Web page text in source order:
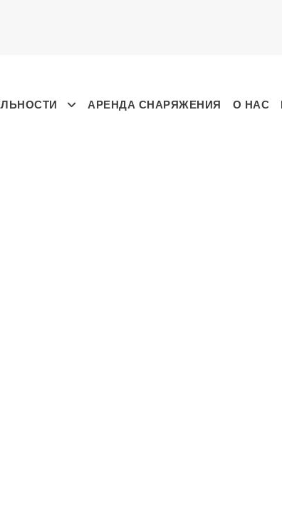
АРЕНДА СНАРЯЖЕНИЯ О НАС